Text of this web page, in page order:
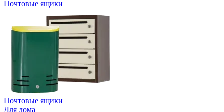
Почтовые ящики
Почтовые ящики
Для дома